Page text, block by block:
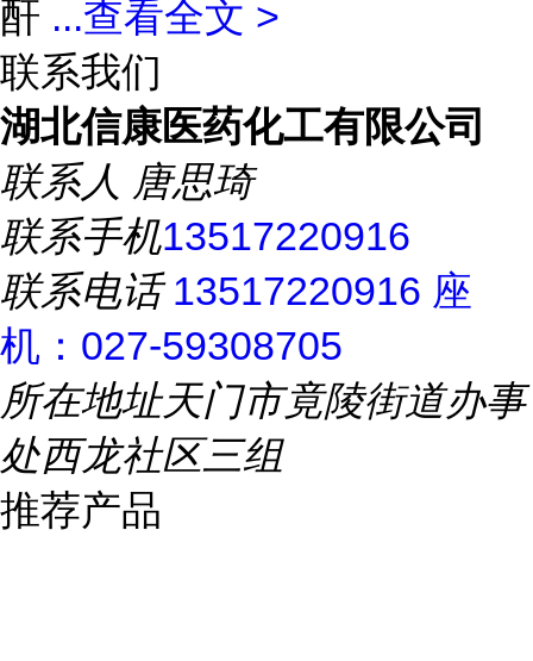
酐 ...查看全文 >
联系我们
湖北信康医药化工有限公司
联系人 唐思琦
联系手机13517220916
联系电话13517220916 座
机：027-59308705
所在地址天门市竟陵街道办事
处西龙社区三组
推荐产品